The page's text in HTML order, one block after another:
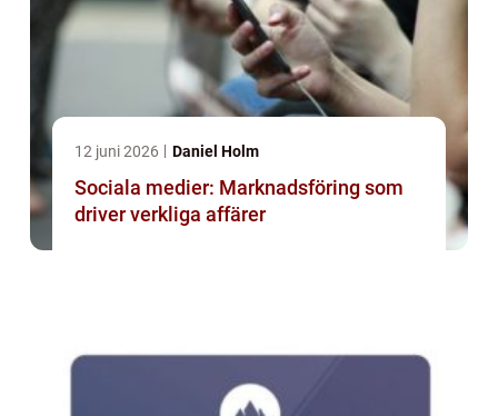
12 juni 2026 Daniel Holm
Sociala medier: Marknadsföring som
driver verkliga affärer